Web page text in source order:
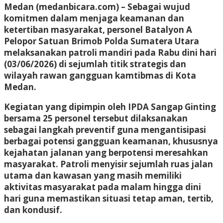
Medan (medanbicara.com) – Sebagai wujud
komitmen dalam menjaga keamanan dan
ketertiban masyarakat, personel Batalyon A
Pelopor Satuan Brimob Polda Sumatera Utara
melaksanakan patroli mandiri pada Rabu dini hari
(03/06/2026) di sejumlah titik strategis dan
wilayah rawan gangguan kamtibmas di Kota
Medan.
Kegiatan yang dipimpin oleh IPDA Sangap Ginting
bersama 25 personel tersebut dilaksanakan
sebagai langkah preventif guna mengantisipasi
berbagai potensi gangguan keamanan, khususnya
kejahatan jalanan yang berpotensi meresahkan
masyarakat. Patroli menyisir sejumlah ruas jalan
utama dan kawasan yang masih memiliki
aktivitas masyarakat pada malam hingga dini
hari guna memastikan situasi tetap aman, tertib,
dan kondusif.